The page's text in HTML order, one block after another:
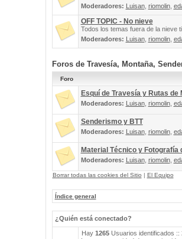
Moderadores: Luisan, riomolin,
OFF TOPIC - No nieve
Todos los temas fuera de la nieve
Moderadores: Luisan, riomolin,
Foros de Travesía, Montaña,
Foro
Esquí de Travesía y Rutas de
Moderadores: Luisan, riomolin,
Senderismo y BTT
Moderadores: Luisan, riomolin,
Material Técnico y Fotografía
Moderadores: Luisan, riomolin,
Borrar todas las cookies del Sitio | El Equipo
Índice general
¿Quién está conectado?
Hay 1265Usuarios identificados ::